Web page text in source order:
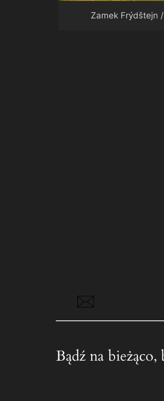
Zamek Frýdštejn
Bądź na